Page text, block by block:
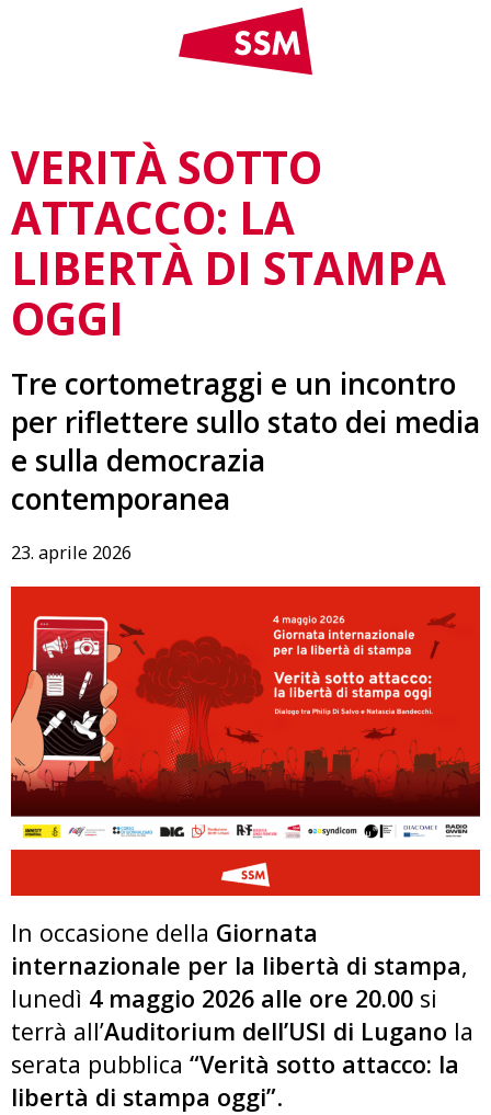
VERITÀ SOTTO
ATTACCO: LA
LIBERTÀ DI STAMPA
OGGI
Tre cortometraggi e un incontro
per riflettere sullo stato dei media
e sulla democrazia
contemporanea
23. aprile 2026
In occasione della Giornata
internazionale per la libertà di stampa,
lunedì 4 maggio 2026 alle ore 20.00 si
terrà all’Auditorium dell’USI di Lugano la
serata pubblica “Verità sotto attacco: la
libertà di stampa oggi”.